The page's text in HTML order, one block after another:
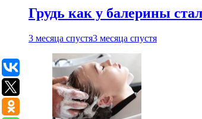
Грудь как у балерины
3 месяца спустя3 месяца спустя